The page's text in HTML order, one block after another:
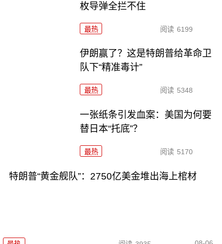
枚导弹全拦不住
最热 阅读 6199
伊朗赢了？这是特朗普给革命卫
队下“精准毒计”
最热 阅读 5348
一张纸条引发血案：美国为何要
替日本“托底”？
最热 阅读 5170
特朗普“黄金舰队”：2750亿美金堆出海上棺材